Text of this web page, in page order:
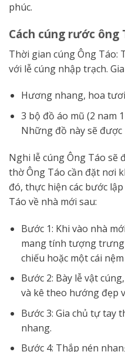
phúc.
Cách cúng rước ông
Thời gian cúng Ông Táo:
với lễ cúng nhập trạch.
Hương nhang, hoa
3 bộ đồ áo mũ (2 nam
Những đồ này sẽ
Nghi lễ cúng Ông Táo sẽ
thờ Ông Táo cần đặt nơi
đó, thực hiện các bước
Táo về nhà mới sau:
Bước 1: Khi vào nhà
mang tính tượng
chiếu hoặc một cái
Bước 2: Bày lễ vật
và kê theo hướng đẹp
Bước 3: Gia chủ tự tay
nhang.
Bước 4: Thắp nén